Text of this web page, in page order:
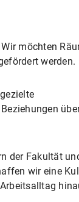
möchten
werden.
der Fakultät
wir eine